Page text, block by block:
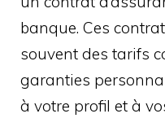
banque. Ces
souvent des tarifs
garanties
à votre profil et à